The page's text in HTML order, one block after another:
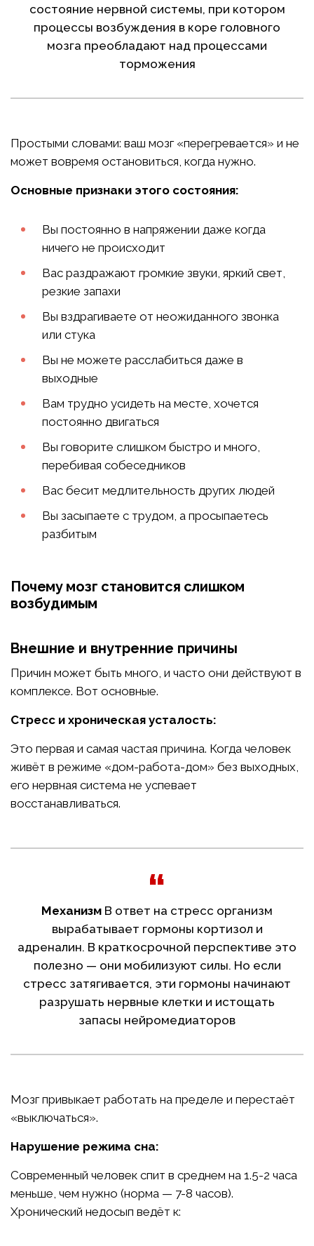
состояние нервной системы, при котором
процессы возбуждения в коре головного
мозга преобладают над процессами
торможения
Простыми словами: ваш мозг «перегревается» и не
может вовремя остановиться, когда нужно.
Основные признаки этого состояния:
Вы постоянно в напряжении даже когда
ничего не происходит
Вас раздражают громкие звуки, яркий свет,
резкие запахи
Вы вздрагиваете от неожиданного звонка
или стука
Вы не можете расслабиться даже в
выходные
Вам трудно усидеть на месте, хочется
постоянно двигаться
Вы говорите слишком быстро и много,
перебивая собеседников
Вас бесит медлительность других людей
Вы засыпаете с трудом, а просыпаетесь
разбитым
Почему мозг становится слишком
возбудимым
Внешние и внутренние причины
Причин может быть много, и часто они действуют в
комплексе. Вот основные.
Стресс и хроническая усталость:
Это первая и самая частая причина. Когда человек
живёт в режиме «дом-работа-дом» без выходных,
его нервная система не успевает
восстанавливаться.
Механизм В ответ на стресс организм
вырабатывает гормоны кортизол и
адреналин. В краткосрочной перспективе это
полезно — они мобилизуют силы. Но если
стресс затягивается, эти гормоны начинают
разрушать нервные клетки и истощать
запасы нейромедиаторов
Мозг привыкает работать на пределе и перестаёт
«выключаться».
Нарушение режима сна:
Современный человек спит в среднем на 1.5-2 часа
меньше, чем нужно (норма — 7-8 часов).
Хронический недосып ведёт к: